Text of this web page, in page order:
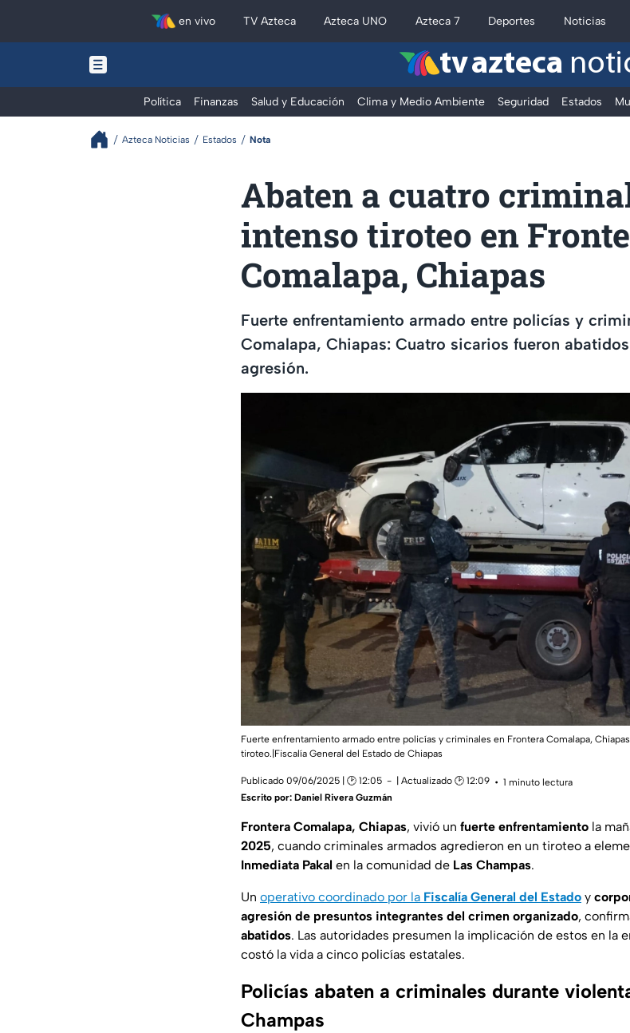
en vivo TV Azteca Azteca UNO Azteca 7 Deportes Noticias
tv azteca
Política Finanzas Salud y Educación Clima y Medio Ambiente Seguridad Estados
Azteca Noticias Estados Nota
Abaten a cuatro
intenso tiroteo en
Comalapa, Chiapas
Fuerte enfrentamiento armado entre policías y
Comalapa, Chiapas: Cuatro sicarios fueron
agresión.
Fuerte enfrentamiento armado entre policías y criminales en Frontera Comalapa,
tiroteo.|Fiscalía General del Estado de Chiapas
Publicado 09/06/2025 | 🕑 12:05 | Actualizado 🕑 12:09
1 minuto lectura
Escrito por: Daniel Rivera Guzmán
Frontera Comalapa, Chiapas, vivió un fuerte enfrentamiento la
2025, cuando criminales armados agredieron en un tiroteo a
Inmediata Pakal en la comunidad de Las Champas.
Un operativo coordinado por la Fiscalía General del Estado y
agresión de presuntos integrantes del crimen organizado,
abatidos. Las autoridades presumen la implicación de estos en la
costó la vida a cinco policías estatales.
Policías abaten a criminales durante
Champas